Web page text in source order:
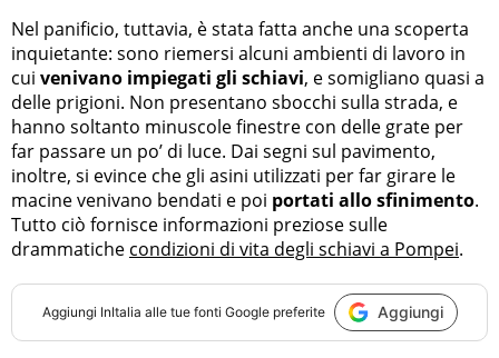
Nel panificio, tuttavia, è stata fatta anche una scoperta
inquietante: sono riemersi alcuni ambienti di lavoro in
cui venivano impiegati gli schiavi, e somigliano quasi a
delle prigioni. Non presentano sbocchi sulla strada, e
hanno soltanto minuscole finestre con delle grate per
far passare un po’ di luce. Dai segni sul pavimento,
inoltre, si evince che gli asini utilizzati per far girare le
macine venivano bendati e poi portati allo sfinimento.
Tutto ciò fornisce informazioni preziose sulle
drammatiche condizioni di vita degli schiavi a Pompei.
Aggiungi InItalia alle tue fonti Google preferite Aggiungi